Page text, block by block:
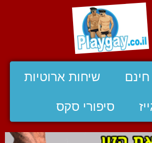
חינם שיחות ארוטיות
סיפורי סקס